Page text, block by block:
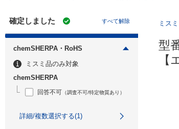
確定しました すべて解除
chemSHERPA・RoHS
ミスミ品のみ対象
chemSHERPA
回答不可 （調査不可/特定物質あり）
詳細/複数選択する(1)
ミスミ
型